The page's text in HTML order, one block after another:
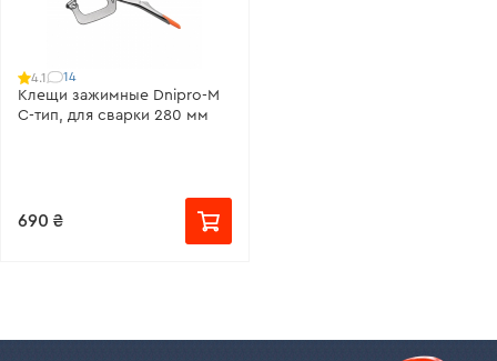
4.1 14
Клещи зажимные Dnipro-M
С-тип, для сварки 280 мм
690 ₴